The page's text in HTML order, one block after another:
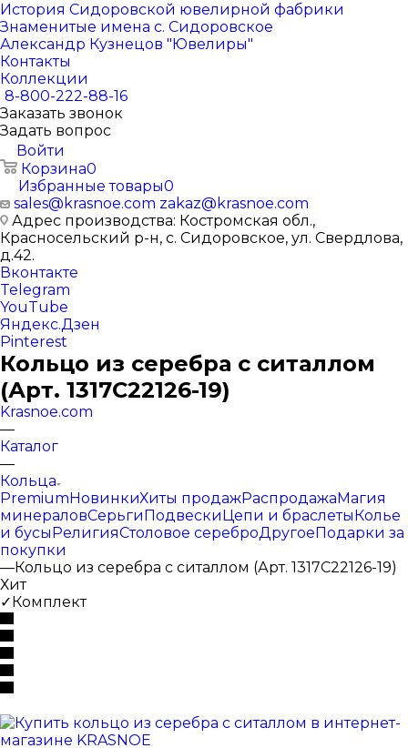
История Сидоровской ювелирной фабрики
Знаменитые имена с. Сидоровское
Александр Кузнецов "Ювелиры"
Контакты
Коллекции
8-800-222-88-16
Заказать звонок
Задать вопрос
Войти
Корзина0
Избранные товары0
sales@krasnoe.com zakaz@krasnoe.com
Адрес производства: Костромская обл.,
Красносельский р-н, с. Сидоровское, ул. Свердлова,
д.42.
Вконтакте
Telegram
YouTube
Яндекс.Дзен
Pinterest
Кольцо из серебра с ситаллом
(Арт. 1317С22126-19)
Krasnoe.com
—
Каталог
—
Кольца
PremiumНовинкиХиты продажРаспродажаМагия
минераловСерьгиПодвескиЦепи и браслетыКолье
и бусыРелигияСтоловое сереброДругоеПодарки за
покупки
—Кольцо из серебра с ситаллом (Арт. 1317С22126-19)
Хит
✓Комплект